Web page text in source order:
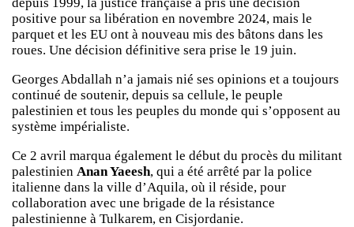
depuis 1999, la justice française a pris une décision
positive pour sa libération en novembre 2024, mais le
parquet et les EU ont à nouveau mis des bâtons dans les
roues. Une décision définitive sera prise le 19 juin.
Georges Abdallah n’a jamais nié ses opinions et a toujours
continué de soutenir, depuis sa cellule, le peuple
palestinien et tous les peuples du monde qui s’opposent au
système impérialiste.
Ce 2 avril marqua également le début du procès du militant
palestinien Anan Yaeesh, qui a été arrêté par la police
italienne dans la ville d’Aquila, où il réside, pour
collaboration avec une brigade de la résistance
palestinienne à Tulkarem, en Cisjordanie.